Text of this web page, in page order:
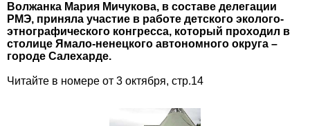
Волжанка Мария Мичукова, в составе делегации
РМЭ, приняла участие в работе детского эколого-
этнографического конгресса, который проходил в
столице Ямало-ненецкого автономного округа –
городе Салехарде.
Читайте в номере от 3 октября, стр.14